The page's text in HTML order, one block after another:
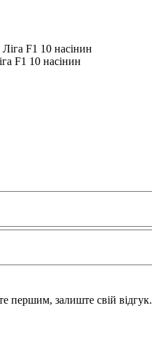
F1 10 насінин
першим, залиште свій відгук.